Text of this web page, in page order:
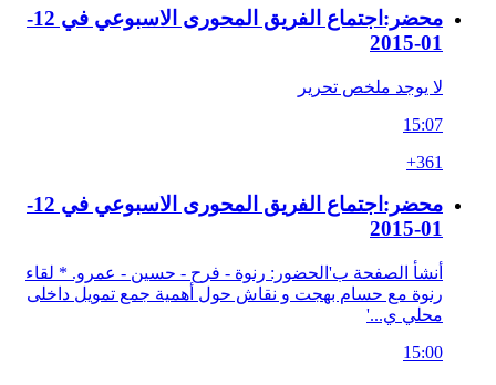
محضر:اجتماع الفريق المحورى الاسبوعي في 12-
01-2015
لا يوجد ملخص تحرير
15:07
+361
محضر:اجتماع الفريق المحورى الاسبوعي في 12-
01-2015
أنشأ الصفحة ب'الحضور: رنوة - فرح - حسين - عمرو. * لقاء
رنوة مع حسام بهجت و نقاش حول أهمية جمع تمويل داخلى
محلي ي...'
15:00